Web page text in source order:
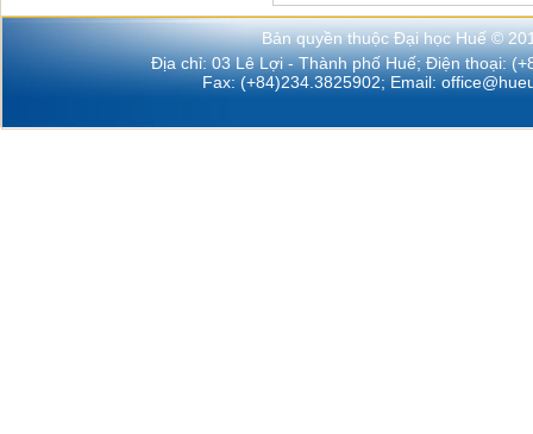
Bản quyền thuộc Đại học Huế ©
Địa chỉ: 03 Lê Lợi - Thành phố Huế; Điện thoại:
Fax: (+84)234.3825902; Email: